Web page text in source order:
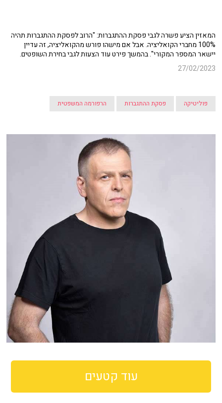
המאזין הציע פשרה לגבי פסקת ההתגברות: "הרוב לפסקת ההתגברות תהיה
100% מחברי הקואליציה. אבל אם מישהו פורש מהקואליציה, זה עדיין
יישאר המספר המקורי". בהמשך פירט עוד הצעות לגבי בחירת השופטים.
27/02/2023
פוליטיקה פסקת ההתגברות הרפורמה המשפטית
עוד קטעים